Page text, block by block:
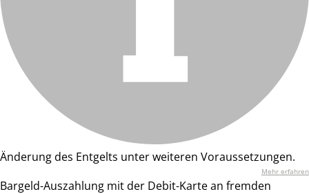
Änderung des Entgelts unter weiteren Voraussetzungen.
Mehr erfahren
Bargeld-Auszahlung mit der Debit-Karte an fremden